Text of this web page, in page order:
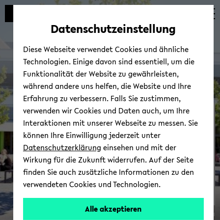
Automatische
vermeiden
skip
main
skip
main
skip
footer
De­zer­nat Per­so­nal und
Or­ga­ni­sa­ti­on
© Uni­ver­si­tät Bie­le­feld
Datenschutzeinstellung
Diese Webseite verwendet Cookies und ähnliche
Technologien. Einige davon sind essentiell, um die
Funktionalität der Website zu gewährleisten,
während andere uns helfen, die Website und Ihre
Erfahrung zu verbessern. Falls Sie zustimmen,
verwenden wir Cookies und Daten auch, um Ihre
Interaktionen mit unserer Webseite zu messen. Sie
können Ihre Einwilligung jederzeit unter
Datenschutzerklärung einsehen und mit der
Wirkung für die Zukunft widerrufen. Auf der Seite
finden Sie auch zusätzliche Informationen zu den
verwendeten Cookies und Technologien.
Alle akzeptieren